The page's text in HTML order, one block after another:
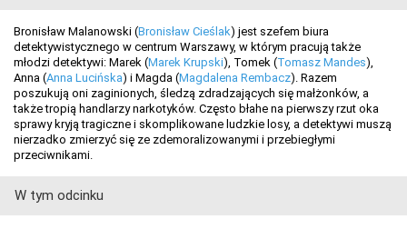
Bronisław Malanowski (Bronisław Cieślak) jest szefem biura
detektywistycznego w centrum Warszawy, w którym pracują także
młodzi detektywi: Marek (Marek Krupski), Tomek (Tomasz Mandes),
Anna (Anna Lucińska) i Magda (Magdalena Rembacz). Razem
poszukują oni zaginionych, śledzą zdradzających się małżonków, a
także tropią handlarzy narkotyków. Często błahe na pierwszy rzut oka
sprawy kryją tragiczne i skomplikowane ludzkie losy, a detektywi muszą
nierzadko zmierzyć się ze zdemoralizowanymi i przebiegłymi
przeciwnikami.
W tym odcinku